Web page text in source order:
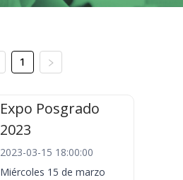
1
Expo Posgrado
2023
2023-03-15 18:00:00
Miércoles 15 de marzo